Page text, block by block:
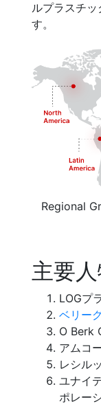
ルプラスチッ
す。
Regional
主要
LOGプ
ベリー
O Berk
アムコ
レシル
ユナイ
ポレー